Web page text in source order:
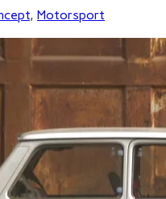
, Motorsport